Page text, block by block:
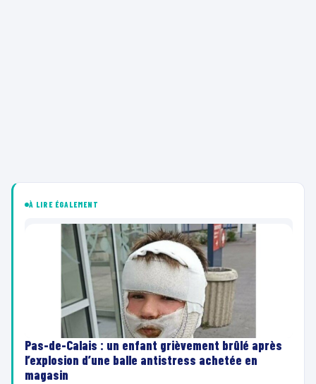
À LIRE ÉGALEMENT
Pas-de-Calais : un enfant grièvement brûlé après
l’explosion d’une balle antistress achetée en
magasin